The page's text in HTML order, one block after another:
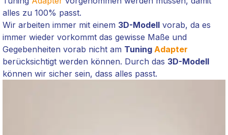
alles zu 100% passt.
Wir arbeiten immer mit einem 3D-Modell vorab, da es
immer wieder vorkommt das gewisse Maße und
Gegebenheiten vorab nicht am Tuning Adapter
berücksichtigt werden können. Durch das 3D-Modell
können wir sicher sein, dass alles passt.